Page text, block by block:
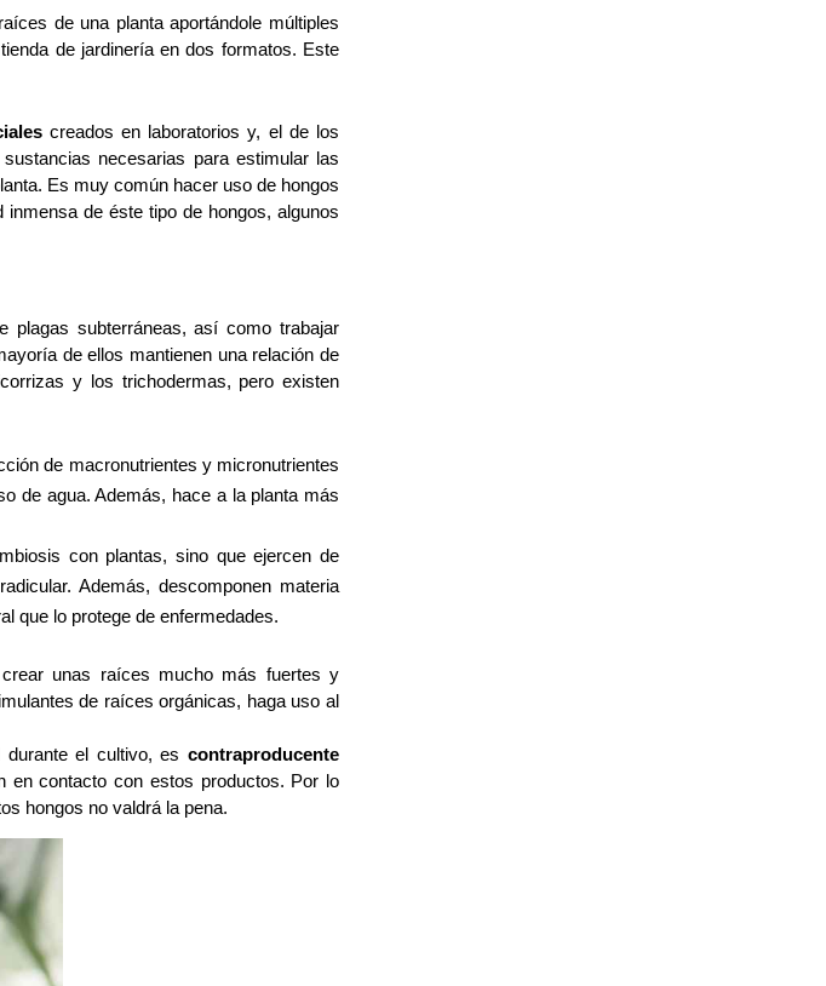
de una planta aportándole múltiples
de jardinería en dos formatos. Este
creados en laboratorios y, el de los
necesarias para estimular las
Es muy común hacer uso de hongos
de éste tipo de hongos, algunos
plagas subterráneas, así como trabajar
de ellos mantienen una relación de
y los trichodermas, pero existen
de macronutrientes y micronutrientes
de agua. Además, hace a la planta más
con plantas, sino que ejercen de
Además, descomponen materia
que lo protege de enfermedades.
unas raíces mucho más fuertes y
de raíces orgánicas, haga uso al
durante el cultivo, es contraproducente
en contacto con estos productos. Por lo
hongos no valdrá la pena.